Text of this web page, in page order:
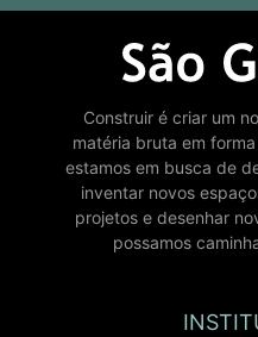
Construir é criar um
matéria bruta em
estamos em busca de
inventar novos
projetos e desenhar
possamos